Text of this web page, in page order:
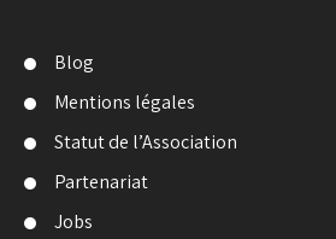
Blog
Mentions légales
Statut de l’Association
Partenariat
Jobs